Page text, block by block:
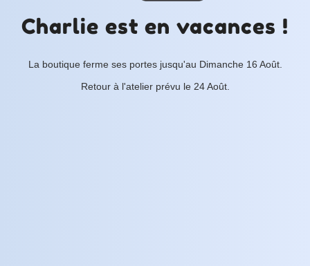
Charlie est en vacances !
La boutique ferme ses portes jusqu'au Dimanche 16 Août.
Retour à l'atelier prévu le 24 Août.